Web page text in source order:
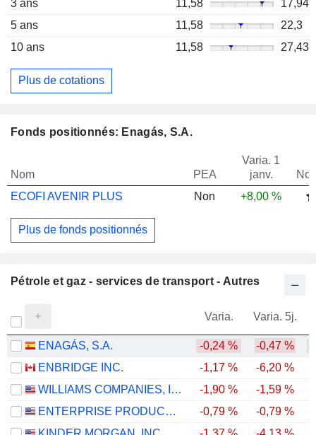
3 ans
11,58
17,94
5 ans
11,58
22,3
10 ans
11,58 27,43
Plus de cotations
Fonds positionnés: Enagás, S.A.
Nom PEA
Varia. 1
janv.
ECOFI AVENIR PLUS
Non +8,00 %
Plus de fonds positionnés
Pétrole et gaz - services de transport - Autres
Varia. Varia. 5j.
ENAGÁS, S.A. -0,24 % -0,47 %
ENBRIDGE INC.
-1,17 % -6,20 %
WILLIAMS COMPANIES, INC.
-1,90 % -1,59 %
ENTERPRISE PRODUCTS PARTNERS L.P.
-0,79 % -0,79 %